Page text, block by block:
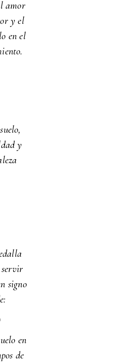
amor
y el
en el
y
servir
signo
en
de